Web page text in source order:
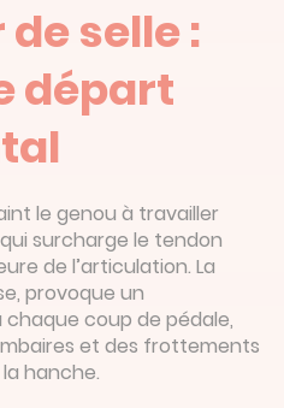
selle :
départ
le genou à travailler
surcharge le tendon
de l’articulation. La
provoque un
coup de pédale,
et des frottements
hanche.